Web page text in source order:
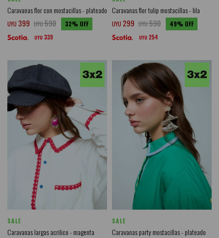
Caravanas flor con mostacillas - plateado
UYU 399 UYU590 32
UYU 339
Caravanas flor tulip mostacillas - lila
UYU 299 UYU590 49
UYU 254
SALE
Caravanas largas acrilico - magenta
SALE
Caravanas party mostacillas - plateado